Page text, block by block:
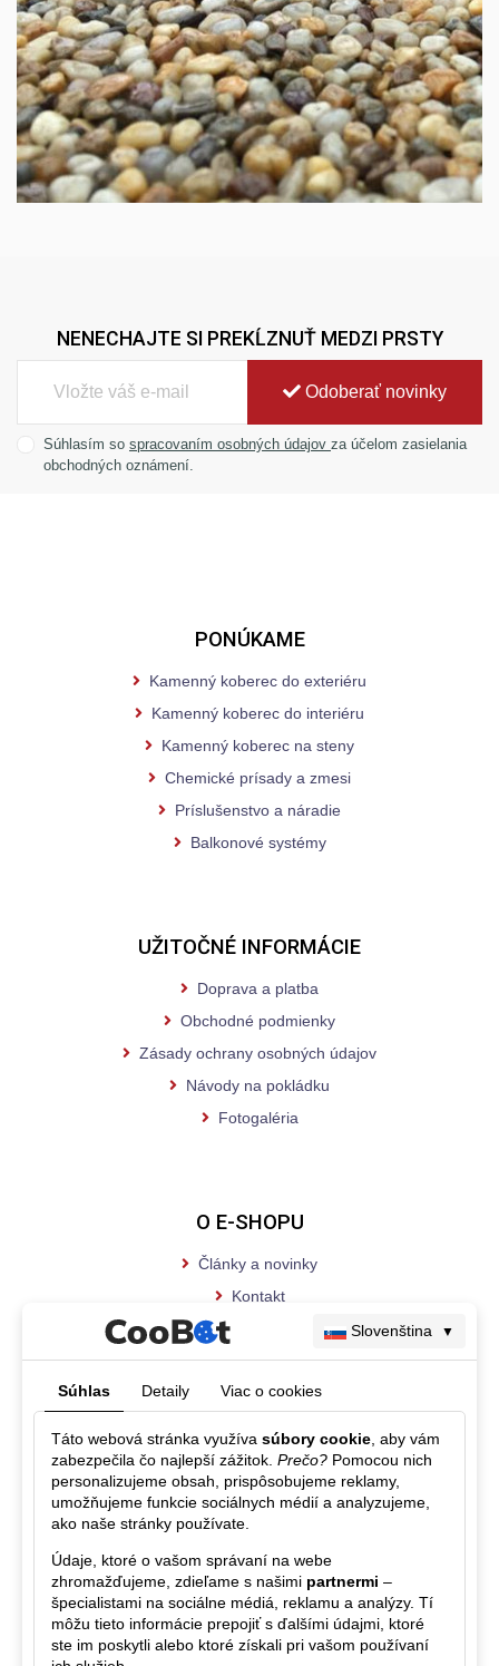
NENECHAJTE SI PREKĹZNUŤ MEDZI PRSTY
Odoberať novinky
Súhlasím so spracovaním osobných údajov za účelom zasielania
obchodných oznámení.
PONÚKAME
Kamenný koberec do exteriéru
Kamenný koberec do interiéru
Kamenný koberec na steny
Chemické prísady a zmesi
Príslušenstvo a náradie
Balkonové systémy
UŽITOČNÉ INFORMÁCIE
Doprava a platba
Obchodné podmienky
Zásady ochrany osobných údajov
Návody na pokládku
Fotogaléria
O E-SHOPU
Články a novinky
Kontakt
SLEDUJTE NÁS NA FACEBOOKU
Slovenština ▼
Súhlas Detaily Viac o cookies
Táto webová stránka využíva súbory cookie , aby vám
zabezpečila čo najlepší zážitok. Prečo? Pomocou nich
personalizujeme obsah, prispôsobujeme reklamy,
umožňujeme funkcie sociálnych médií a analyzujeme,
ako naše stránky používate.
Údaje, ktoré o vašom správaní na webe
zhromažďujeme, zdieľame s našimi partnermi –
špecialistami na sociálne médiá, reklamu a analýzy. Tí
môžu tieto informácie prepojiť s ďalšími údajmi, ktoré
ste im poskytli alebo ktoré získali pri vašom používaní